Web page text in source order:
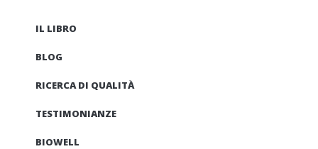
IL LIBRO
BLOG
RICERCA DI QUALITÀ
TESTIMONIANZE
BIOWELL